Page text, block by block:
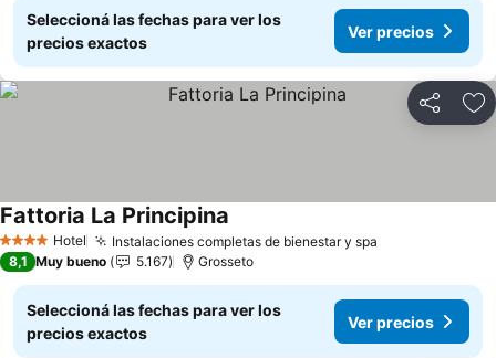
Seleccioná las fechas para ver los
precios exactos
Ver precios
Compartir
4 EstrellasHotel Instalaciones completas de bienestar y spa
Fattoria La Principina
8,1 Muy bueno 5.167 Grosseto
Seleccioná las fechas para ver los
precios exactos
Ver precios